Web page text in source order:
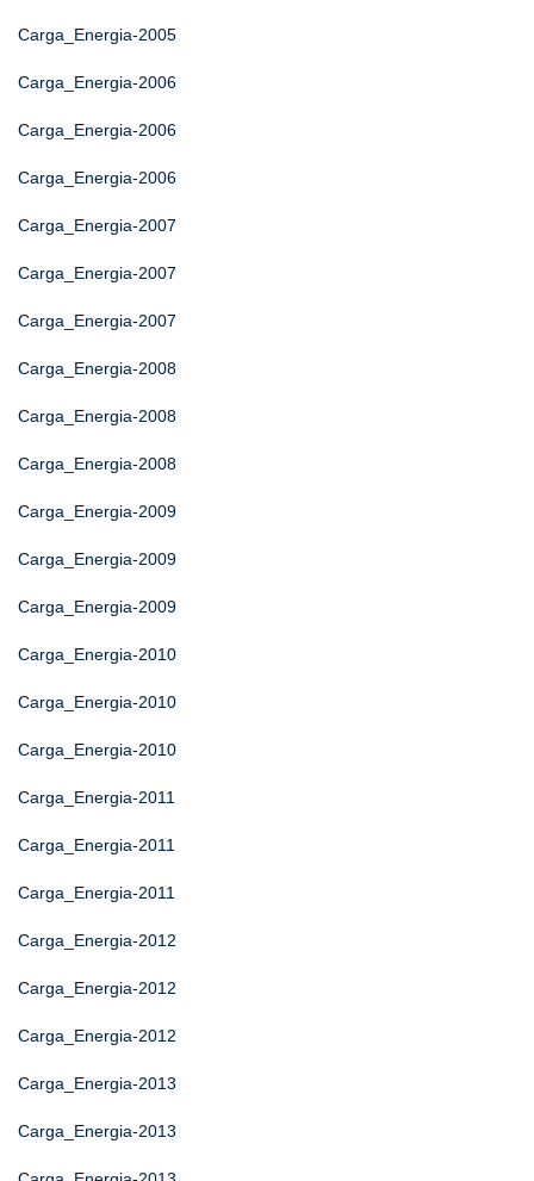
Carga_Energia-2005
Carga_Energia-2006
Carga_Energia-2006
Carga_Energia-2006
Carga_Energia-2007
Carga_Energia-2007
Carga_Energia-2007
Carga_Energia-2008
Carga_Energia-2008
Carga_Energia-2008
Carga_Energia-2009
Carga_Energia-2009
Carga_Energia-2009
Carga_Energia-2010
Carga_Energia-2010
Carga_Energia-2010
Carga_Energia-2011
Carga_Energia-2011
Carga_Energia-2011
Carga_Energia-2012
Carga_Energia-2012
Carga_Energia-2012
Carga_Energia-2013
Carga_Energia-2013